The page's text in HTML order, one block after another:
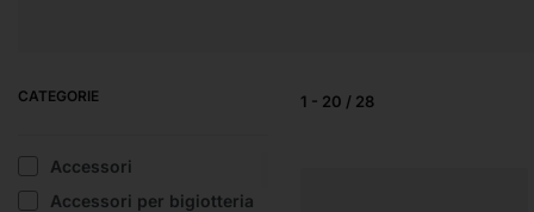
CATEGORIE
Accessori
Accessori per bigiotteria
1 - 20 / 28